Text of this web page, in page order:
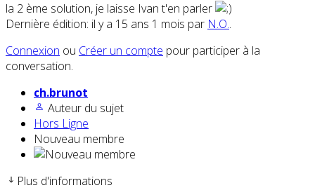
la 2 ème solution, je laisse Ivan t'en parler
Dernière édition: il y a 15 ans 1 mois par N.O..
Connexion ou Créer un compte pour participer à la
conversation.
ch.brunot
Auteur du sujet
Hors Ligne
Nouveau membre
Plus d'informations